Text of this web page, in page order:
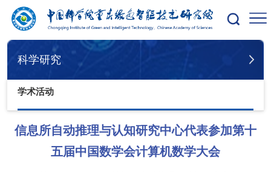
您的位置：首页 科学研究 学术活动
科学研究
学术活动
信息所自动推理与认知研究中心代表参加第十
五届中国数学会计算机数学大会